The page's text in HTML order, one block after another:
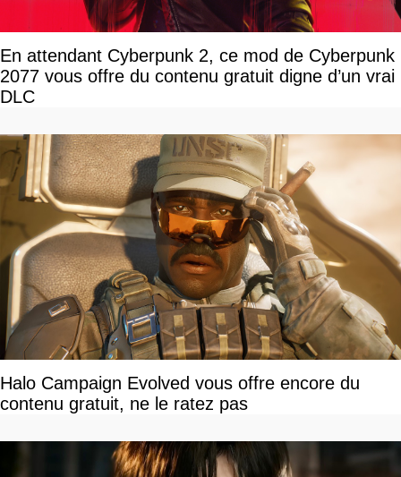
En attendant Cyberpunk 2, ce mod de Cyberpunk
2077 vous offre du contenu gratuit digne d’un vrai
DLC
Halo Campaign Evolved vous offre encore du
contenu gratuit, ne le ratez pas